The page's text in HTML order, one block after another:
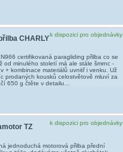
k dispozici pro objednávky
CHARLY
certifikovaná paragliding přilba co se
od minulého století má ale stále šmrnc -
+ kombinace materiálů uvnitř i venku. Už
prodaných kousků celostvětově mluví za
650 g čtěte v detailu...
k dispozici pro objednávky
TZ
jednoduchá motorová přilba přední